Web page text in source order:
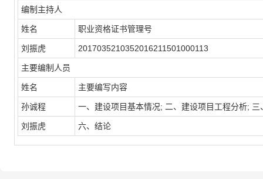
编制主持人
姓名 职业资格证书管理号
刘振虎 2017035210352016211501000113
主要编制人员
姓名 主要编写内容
孙诚程 一、建设项目基本情况; 二、建设项目工程分析;
刘振虎 六、结论